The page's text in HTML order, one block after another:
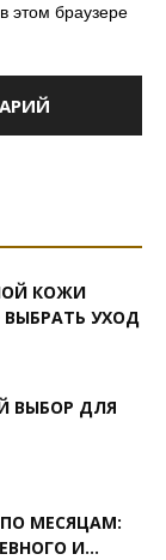
этом браузере
КОЖИ
УХОД
ВЫБОР ДЛЯ
МЕСЯЦАМ:
И...